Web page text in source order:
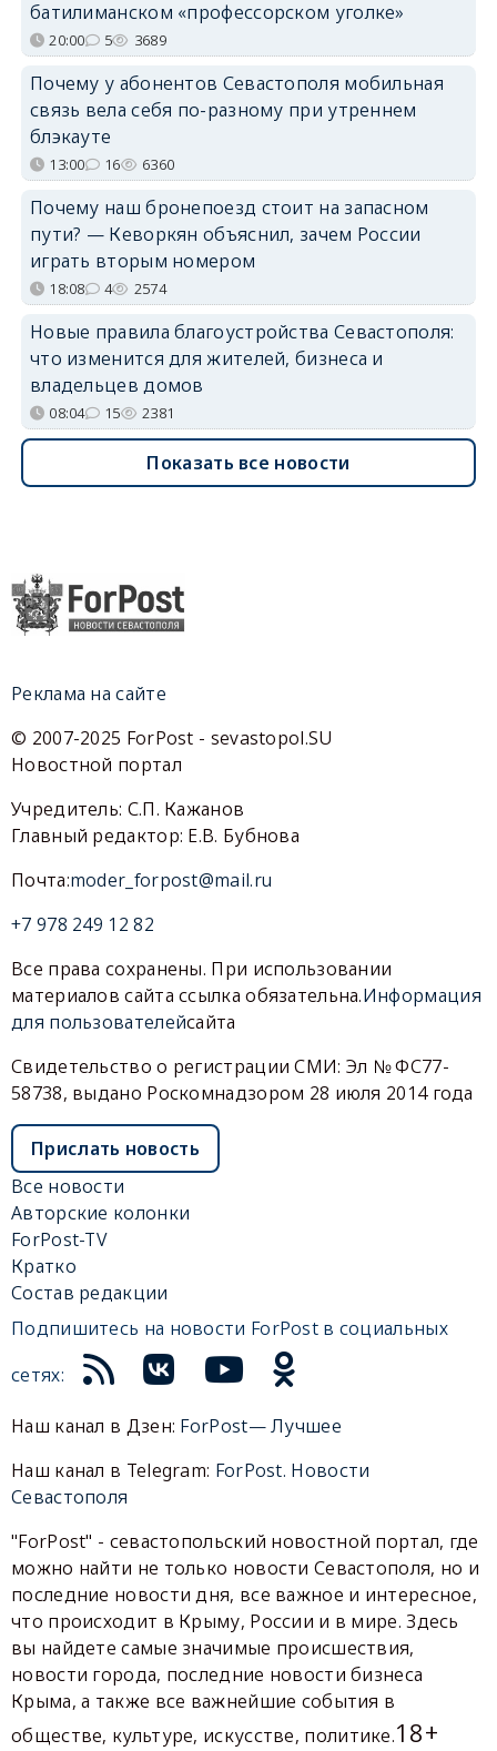
батилиманском «профессорском уголке»
20:00 5 3689
Почему у абонентов Севастополя мобильная
связь вела себя по-разному при утреннем
блэкауте
13:00 16 6360
Почему наш бронепоезд стоит на запасном
пути? — Кеворкян объяснил, зачем России
играть вторым номером
18:08 4 2574
Новые правила благоустройства Севастополя:
что изменится для жителей, бизнеса и
владельцев домов
08:04 15 2381
Показать все новости
Реклама на сайте
© 2007-2025 ForPost - sevastopol.SU
Новостной портал
Учредитель: С.П. Кажанов
Главный редактор: Е.В. Бубнова
Почта:moder_forpost@mail.ru
+7 978 249 12 82
Все права сохранены. При использовании
материалов сайта ссылка обязательна.Информация
для пользователейсайта
Свидетельство о регистрации СМИ: Эл № ФС77-
58738, выдано Роскомнадзором 28 июля 2014 года
Прислать новость
Все новости
Авторские колонки
ForPost-TV
Кратко
Состав редакции
Подпишитесь на новости ForPost в социальных
сетях:
Наш канал в Дзен: ForPost— Лучшее
Наш канал в Telegram: ForPost. Новости
Севастополя
"ForPost" - севастопольский новостной портал, где
можно найти не только новости Севастополя, но и
последние новости дня, все важное и интересное,
что происходит в Крыму, России и в мире. Здесь
вы найдете самые значимые происшествия,
новости города, последние новости бизнеса
Крыма, а также все важнейшие события в
обществе, культуре, искусстве, политике.18+